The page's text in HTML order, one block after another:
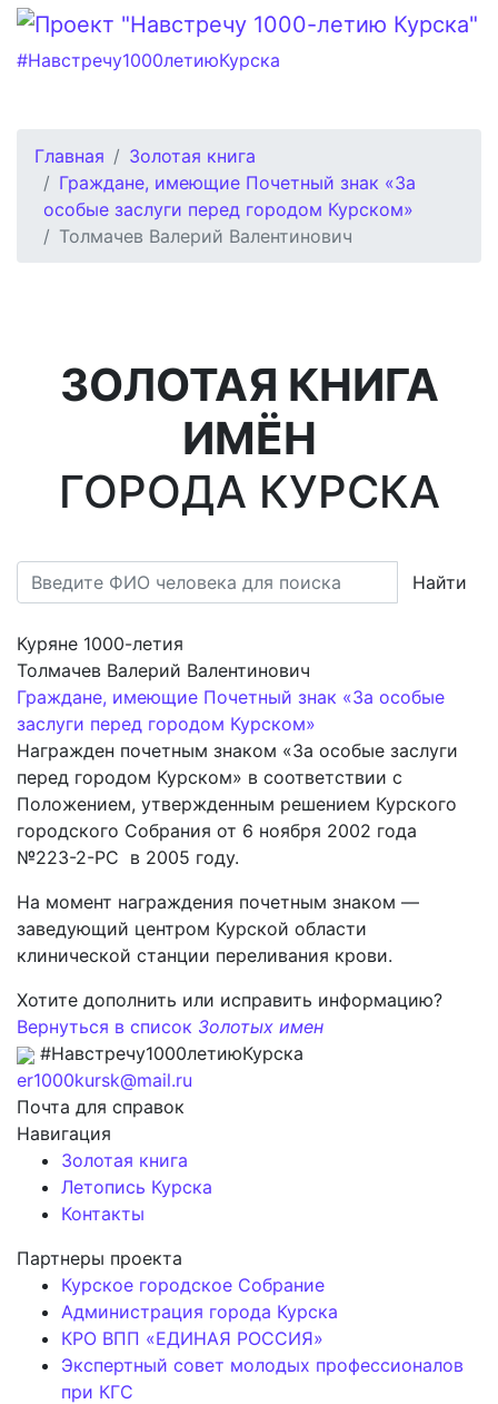
#Навстречу1000летиюКурска
Главная
Золотая книга
Граждане, имеющие Почетный знак «За
особые заслуги перед городом Курском»
Толмачев Валерий Валентинович
ЗОЛОТАЯ КНИГА
ИМЁН
ГОРОДА КУРСКА
Найти
Куряне 1000-летия
Толмачев Валерий Валентинович
Граждане, имеющие Почетный знак «За особые
заслуги перед городом Курском»
Награжден почетным знаком «За особые заслуги
перед городом Курском» в соответствии с
Положением, утвержденным решением Курского
городского Собрания от 6 ноября 2002 года
№223-2-РС в 2005 году.
На момент награждения почетным знаком —
заведующий центром Курской области
клинической станции переливания крови.
Хотите дополнить или исправить информацию?
Вернуться в список Золотых имен
#Навстречу1000летиюКурска
er1000kursk@mail.ru
Почта для справок
Навигация
Золотая книга
Летопись Курска
Контакты
Партнеры проекта
Курское городское Собрание
Администрация города Курска
КРО ВПП «ЕДИНАЯ РОССИЯ»
Экспертный совет молодых профессионалов
при КГС